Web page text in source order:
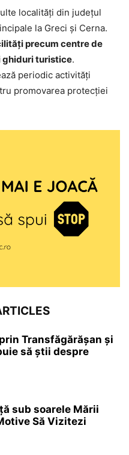
localități din județul
la Greci și Cerna.
precum centre de
ghiduri turistice.
periodic activități
promovarea protecției
Transfăgărășan și
să știi despre
sub soarele Mării
Să Vizitezi